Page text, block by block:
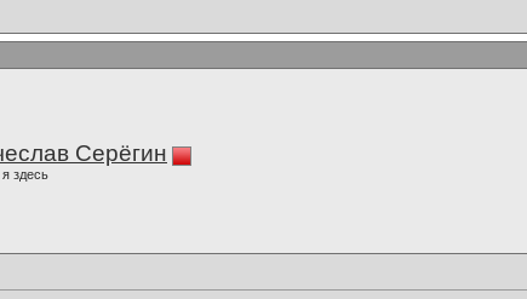
Серёгин
здесь